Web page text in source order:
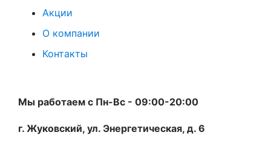
Акции
О компании
Контакты
Мы работаем с Пн-Вc - 09:00-20:00
г. Жуковский, ул. Энергетическая, д. 6